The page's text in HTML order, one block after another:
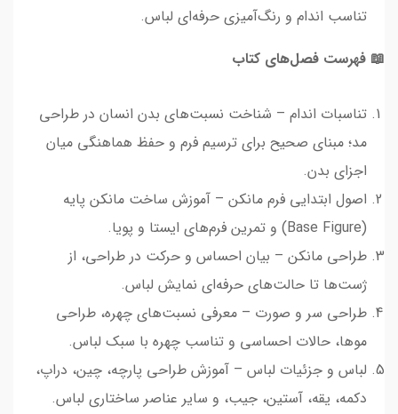
تناسب اندام و رنگ‌آمیزی حرفه‌ای لباس.
📖 فهرست فصل‌های کتاب
تناسبات اندام – شناخت نسبت‌های بدن انسان در طراحی
مد؛ مبنای صحیح برای ترسیم فرم و حفظ هماهنگی میان
اجزای بدن.
اصول ابتدایی فرم مانکن – آموزش ساخت مانکن پایه
(Base Figure) و تمرین فرم‌های ایستا و پویا.
طراحی مانکن – بیان احساس و حرکت در طراحی، از
ژست‌ها تا حالت‌های حرفه‌ای نمایش لباس.
طراحی سر و صورت – معرفی نسبت‌های چهره، طراحی
موها، حالات احساسی و تناسب چهره با سبک لباس.
لباس و جزئیات لباس – آموزش طراحی پارچه، چین، دراپ،
دکمه، یقه، آستین، جیب، و سایر عناصر ساختاری لباس.